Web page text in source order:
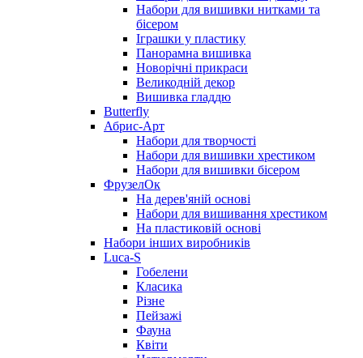
Набори для вишивки нитками та
бісером
Іграшки у пластику
Панорамна вишивка
Новорічні прикраси
Великодній декор
Вишивка гладдю
Butterfly
Абрис-Арт
Набори для творчості
Набори для вишивки хрестиком
Набори для вишивки бісером
ФрузелОк
На дерев'яній основі
Набори для вишивання хрестиком
На пластиковій основі
Набори інших виробників
Luca-S
Гобелени
Класика
Різне
Пейзажі
Фауна
Квіти